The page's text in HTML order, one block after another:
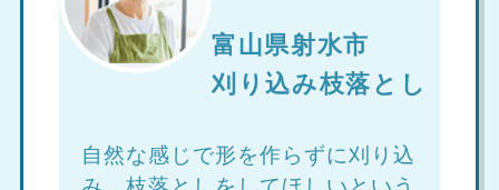
富山県射水市
刈り込み枝落とし
自然な感じで形を作らずに刈り込